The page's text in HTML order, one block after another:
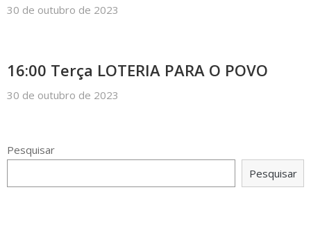
30 de outubro de 2023
16:00 Terça LOTERIA PARA O POVO
30 de outubro de 2023
Pesquisar
Pesquisar